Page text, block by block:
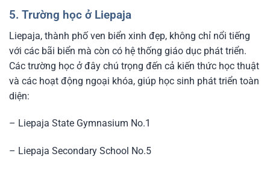
5. Trường học ở Liepaja
Liepaja, thành phố ven biển xinh đẹp, không chỉ nổi tiếng
với các bãi biển mà còn có hệ thống giáo dục phát triển.
Các trường học ở đây chú trọng đến cả kiến thức học thuật
và các hoạt động ngoại khóa, giúp học sinh phát triển toàn
diện:
– Liepaja State Gymnasium No.1
– Liepaja Secondary School No.5